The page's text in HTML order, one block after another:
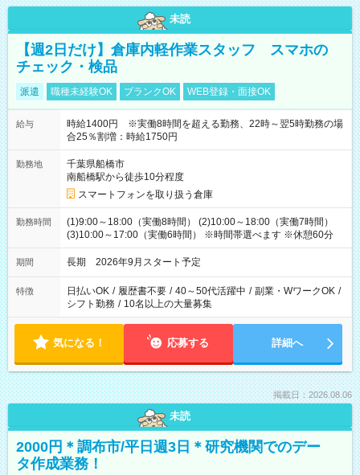
未読
【週2日だけ】倉庫内軽作業スタッフ スマホの
チェック・検品
派遣 職種未経験OK ブランクOK WEB登録・面接OK
給与
時給1400円 ※実働8時間を超える勤務、22時～翌5時勤務の場
合25％割増：時給1750円
勤務地
千葉県船橋市
南船橋駅から徒歩10分程度
スマートフォンを取り扱う倉庫
勤務時間
(1)9:00～18:00（実働8時間） (2)10:00～18:00（実働7時間）
(3)10:00～17:00（実働6時間） ※時間帯選べます ※休憩60分
期間 長期 2026年9月スタート予定
特徴 日払いOK / 履歴書不要 / 40～50代活躍中 / 副業・WワークOK /
シフト勤務 / 10名以上の大量募集
気になる！ 応募する 詳細へ
掲載日：2026.08.06
未読
2000円＊調布市/平日週3日＊研究機関でのデー
タ作成業務！